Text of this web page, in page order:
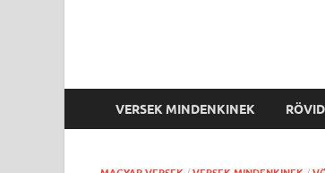
VERSEK MINDENKINEK